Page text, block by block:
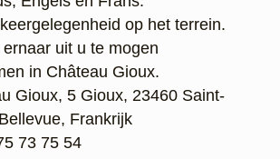
op het terrein.
uit u te mogen
in Château Gioux.
Gioux, 5 Gioux, 23460 Saint-
Frankrijk
73 75 54‬